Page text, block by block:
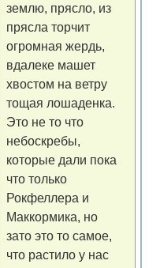
землю, прясло, из
прясла торчит
огромная жердь,
вдалеке машет
хвостом на ветру
тощая лошаденка.
Это не то что
небоскребы,
которые дали пока
что только
Рокфеллера и
Маккормика, но
зато это то самое,
что растило у нас